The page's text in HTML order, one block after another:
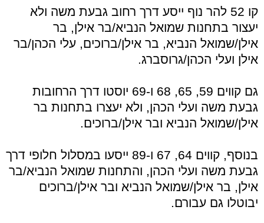
קו 52 להר נוף ייסע דרך רחוב גבעת משה ולא
יעצור בתחנות שמואל הנביא/בר אילן, בר
אילן/שמואל הנביא, בר אילן/ברוכים, עלי הכהן/בר
אילן ועלי הכהן/גרוסברג.
גם קווים 59, 65, 68 ו-69 יוסטו דרך הרחובות
גבעת משה ועלי הכהן, ולא יעצרו בתחנות בר
אילן/שמואל הנביא ובר אילן/ברוכים.
בנוסף, קווים 64, 67 ו-89 ייסעו במסלול חלופי דרך
גבעת משה ועלי הכהן, והתחנות שמואל הנביא/בר
אילן, בר אילן/שמואל הנביא ובר אילן/ברוכים
יבוטלו גם עבורם.